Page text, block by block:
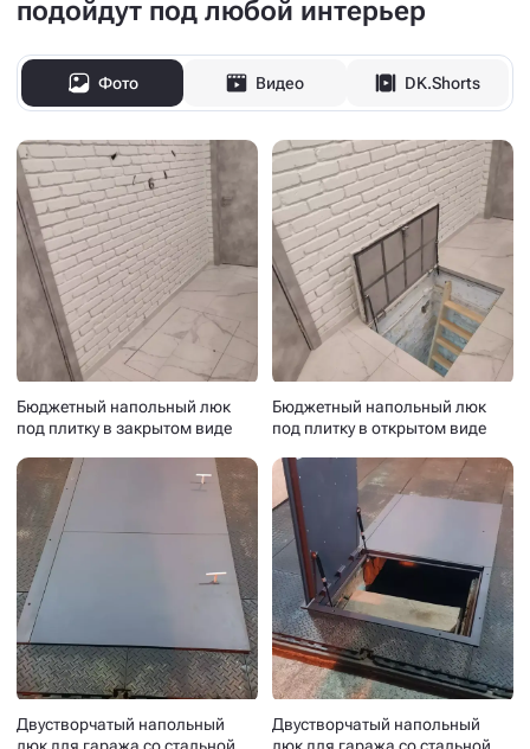
подойдут под любой интерьер
Фото Видео DK.Shorts
Бюджетный напольный люк
под плитку в закрытом виде
Бюджетный напольный люк
под плитку в открытом виде
Двустворчатый напольный
Двустворчатый напольный